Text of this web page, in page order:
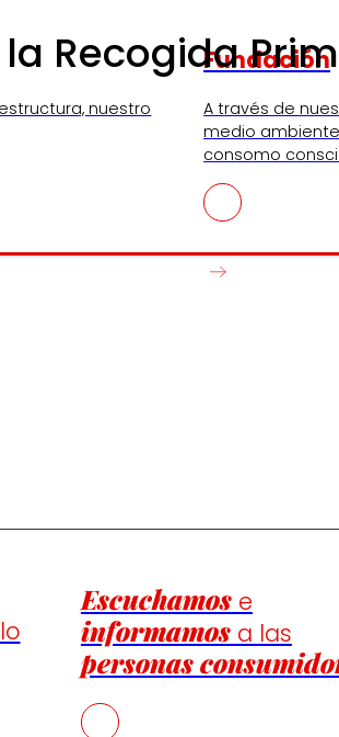
nuestro
Fundación
A través de
medio
consomo
Escuchamose
informamosa las
personas
la Recogida